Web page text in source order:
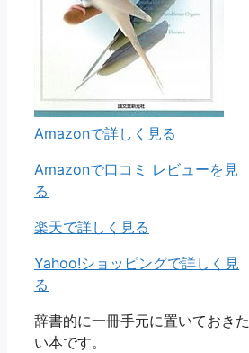
Amazonで詳しく見る
Amazonで口コミ レビューを見
る
楽天で詳しく見る
Yahoo!ショッピングで詳しく見
る
辞書的に一冊手元に置いておきた
い本です。